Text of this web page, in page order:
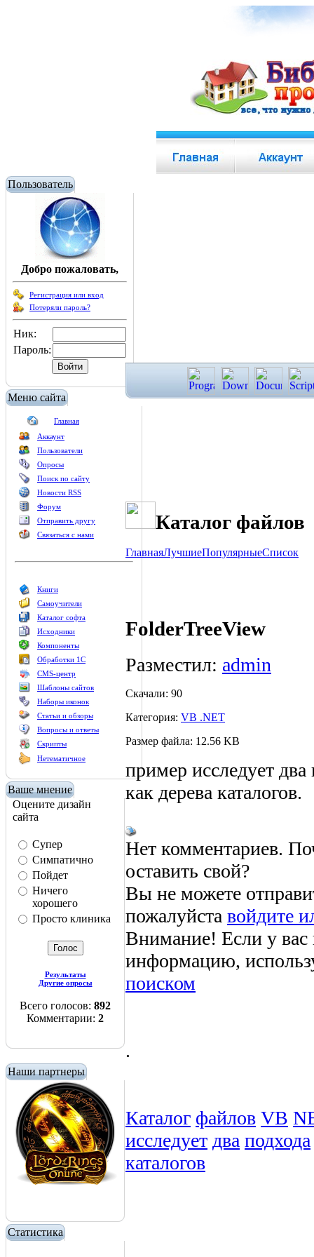
Пользователь
Добро пожаловать,
Регистрация или вход
Потеряли пароль?
Ник:
Пароль:
Меню сайта
Главная
Аккаунт
Пользователи
Опросы
Поиск по сайту
Новости RSS
Форум
Отправить другу
Связаться с нами
Книги
Самоучители
Каталог софта
Исходники
Компоненты
Обработки 1С
CMS-центр
Шаблоны сайтов
Наборы иконок
Статьи и обзоры
Вопросы и ответы
Скрипты
Нетематичное
Ваше мнение
Оцените дизайн
сайта
Супер
Симпатично
Пойдет
Ничего
хорошего
Просто клиника
Результаты
Другие опросы
Всего голосов: 892
Комментарии: 2
Наши партнеры
Статистика
Каталог файлов
ГлавнаяЛучшиеПопулярныеСписок
FolderTreeView
Разместил: admin
Скачали: 90
Категория: VB .NET
Размер файла: 12.56 KB
пример исследует
как дерева каталогов.
Нет комментариев.
оставить свой?
Вы не можете
пожалуйста войдите
Внимание! Если у
информацию,
поиском
.
Каталог файлов VB
исследует два подхода
каталогов